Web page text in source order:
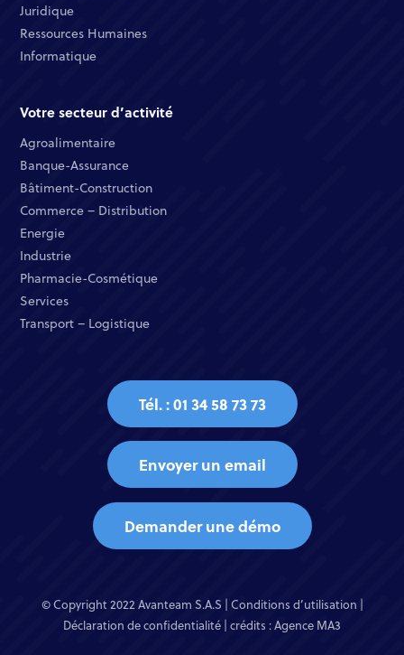
Juridique​​
Ressources Humaines​
Informatique ​
Votre secteur d’activité
Agroalimentaire
Banque-Assurance​
Bâtiment-Construction
Commerce – Distribution​
Energie​
Industrie​
Pharmacie-Cosmétique​
Services​
Transport – Logistique
Tél. : 01 34 58 73 73
Envoyer un email
Demander une démo
© Copyright 2022 Avanteam S.A.S | Conditions d’utilisation |
Déclaration de confidentialité | crédits :Agence MA3